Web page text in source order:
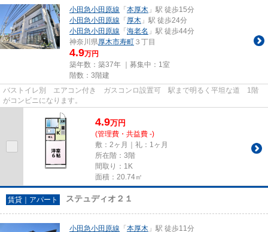
小田急小田原線 「本厚木 」駅 徒歩15分
小田急小田原線 「厚木 」駅 徒歩24分
小田急小田原線 「海老名 」駅 徒歩44分
神奈川県厚木市寿町 ３丁目
4.9万円
築年数：築37年 ｜募集中： 1室
階数：3階建
バストイレ別 エアコン付き ガスコンロ設置可 駅まで明るく平坦な道 1階
がコンビニになります。
4.9万円
(管理費・共益費 -)
敷：2ヶ月｜礼：1ヶ月
所在階：3階
間取り：1K
面積：20.74㎡
賃貸｜アパート ステュディオ２１
小田急小田原線 「本厚木 」駅 徒歩11分